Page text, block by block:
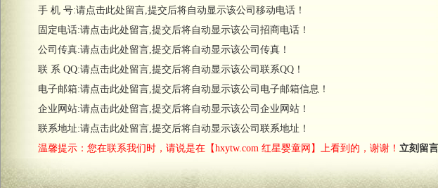
制度
期市场操作一定比例退换货政策。
期，滞销品给予一定比例调换政策。
势
信息服务咨询中心：本着对代理商负责的态度，我们将及时回复您的疑问。
务：突发性产品问题或消费者意见反馈，我们予以及时受理记录并合理妥善解决。
刻整理各区销售情况，帮您诊断、分析市场，及时收编销售效果显着的案例，与您共商启动市场。
理（全国各地）
们的经营理念。
手 机 号:请点击此处留言,提交后将自动显示该公司移动电话！
固定电话:请点击此处留言,提交后将自动显示该公司招商电话！
公司传真:请点击此处留言,提交后将自动显示该公司传真！
联 系 QQ:请点击此处留言,提交后将自动显示该公司联系QQ！
电子邮箱:请点击此处留言,提交后将自动显示该公司电子邮箱信息！
企业网站:请点击此处留言,提交后将自动显示该公司企业网站！
联系地址:请点击此处留言,提交后将自动显示该公司联系地址！
温馨提示：您在联系我们时，请说是在【hxytw.com 红星婴童网】上看到的，谢谢！ 立刻留言